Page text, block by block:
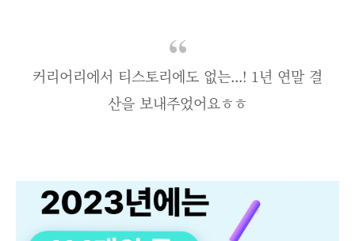
커리어리에서 티스토리에도 없는...! 1년 연말 결
산을 보내주었어요ㅎㅎ